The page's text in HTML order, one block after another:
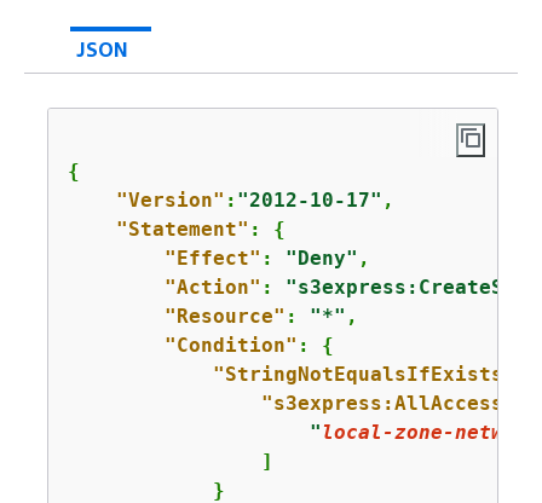
JSON
{
"Version" : "2012-10-17" ,
"Statement" : {
"Effect" : "Deny" ,
"Action" :
"Resource" : "*" ,
"Condition" : {
"StringNotEqualsIfExists"
" local-zone-
                ]
            }